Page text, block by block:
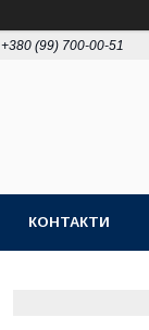
+380 (99) 700-00-51
КОНТАКТИ